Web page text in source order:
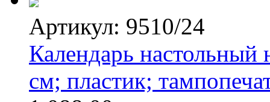
Артикул: 9510/24
Календарь
см; пластик;